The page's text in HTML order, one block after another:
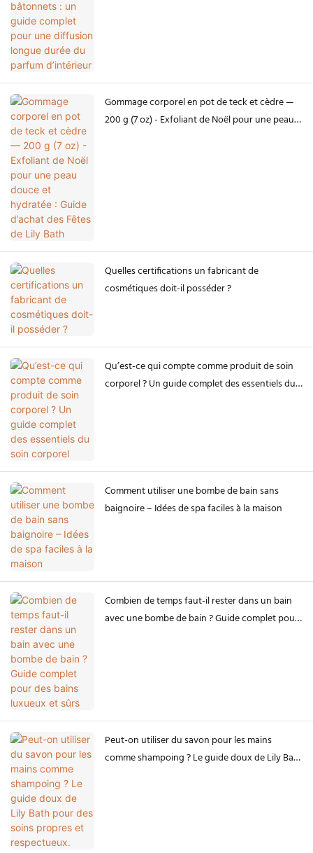
Gommage corporel en pot de teck et cèdre —
200 g (7 oz) - Exfoliant de Noël pour une peau
Quelles certifications un fabricant de
cosmétiques doit-il posséder ?
Qu’est-ce qui compte comme produit de soin
corporel ? Un guide complet des essentiels du
Comment utiliser une bombe de bain sans
baignoire – Idées de spa faciles à la maison
Combien de temps faut-il rester dans un bain
avec une bombe de bain ? Guide complet pour
Peut-on utiliser du savon pour les mains
comme shampoing ? Le guide doux de Lily Bath